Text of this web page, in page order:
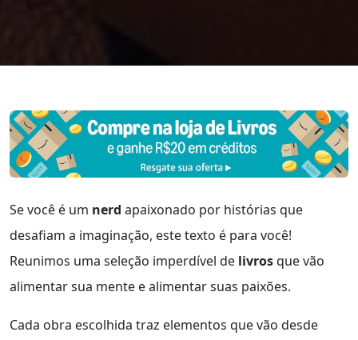
Se você é um nerd apaixonado por histórias que
desafiam a imaginação, este texto é para você!
Reunimos uma seleção imperdível de livrosque vão
alimentar sua mente e alimentar suas paixões.
Cada obra escolhida traz elementos que vão desde